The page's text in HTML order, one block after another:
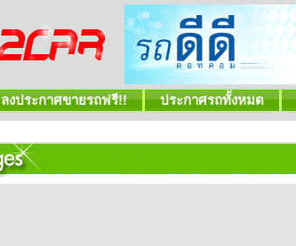
ลงประกาศขายรถฟรี!! ประกาศรถทั้งหมด